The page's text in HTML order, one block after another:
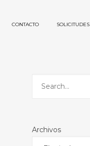
CONTACTO SOLICITUDES
Archivos